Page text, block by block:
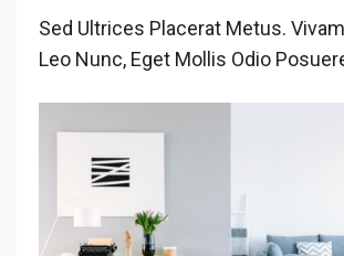
Sed Ultrices Placerat Metus.
Leo Nunc, Eget Mollis Odio